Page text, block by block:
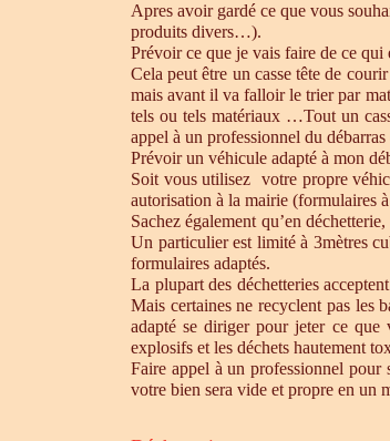
Apres avoir gardé ce que vous
produits divers…).
Prévoir ce que je vais faire de ce qui
Cela peut être un casse tête de
mais avant il va falloir le trier par
tels ou tels matériaux …Tout un
appel à un professionnel du
Prévoir un véhicule adapté à mon
Soit vous utilisez votre propre
autorisation à la mairie (formulaires
Sachez également qu’en
Un particulier est limité à 3mètres
formulaires adaptés.
La plupart des déchetteries
Mais certaines ne recyclent pas les
adapté se diriger pour jeter ce que
explosifs et les déchets hautement
Faire appel à un professionnel pour
votre bien sera vide et propre en un